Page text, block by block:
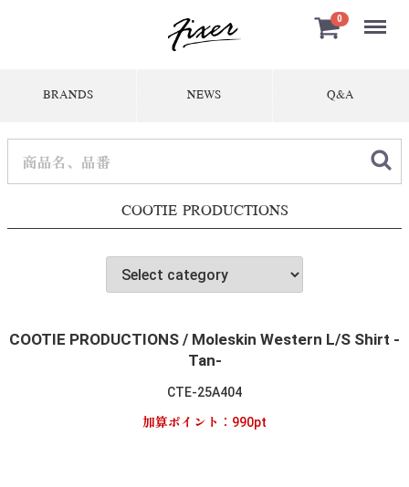
0 Menu
BRANDS NEWS Q&A
COOTIE PRODUCTIONS
COOTIE PRODUCTIONS / Moleskin Western L/S Shirt -
Tan-
CTE-25A404
加算ポイント： 990pt